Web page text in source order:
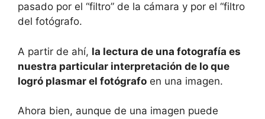
pasado por el “filtro” de la cámara y por el “filtro
del fotógrafo.
A partir de ahí, la lectura de una fotografía es
nuestra particular interpretación de lo que
logró plasmar el fotógrafo en una imagen.
Ahora bien, aunque de una imagen puede